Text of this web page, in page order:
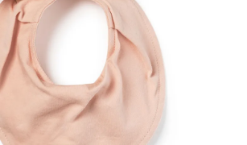
Möbler & bädd
Tillbehör
Reservdelar
Kampanjer
Presenttips